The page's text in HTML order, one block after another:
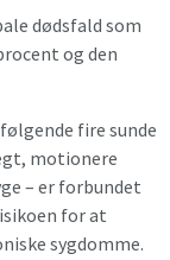
dødsfald som
og den
fire sunde
motionere
– er forbundet
for at
sygdomme.